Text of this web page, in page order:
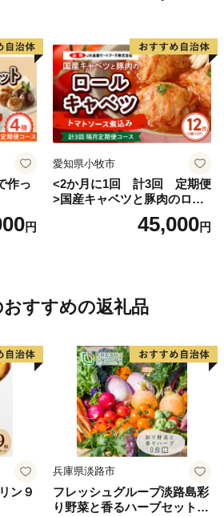
作っ
円
愛知県小牧市
<2か月に1回 計3回 定期便
>国産キャベツと豚肉のロー
ルキャベツ（6P入り）
45,000円
すすめの返礼品
ン９
兵庫県淡路市
フレッシュグループ淡路島彩
り野菜と香るハーブセット